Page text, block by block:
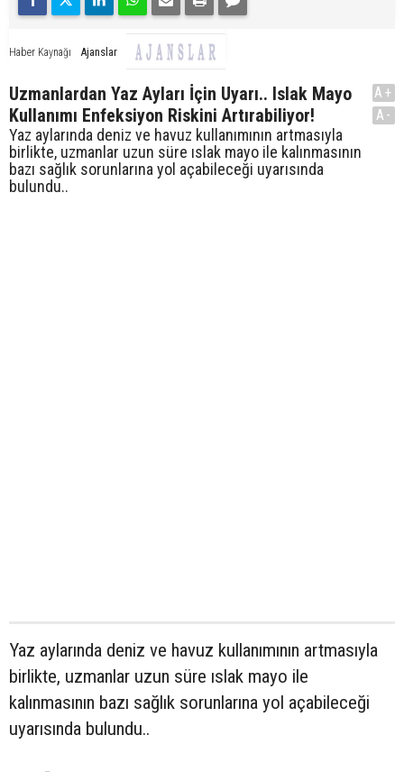
Haber Kaynağı Ajanslar
Uzmanlardan Yaz Ayları İçin Uyarı.. Islak Mayo
Kullanımı Enfeksiyon Riskini Artırabiliyor!
Yaz aylarında deniz ve havuz kullanımının artmasıyla
birlikte, uzmanlar uzun süre ıslak mayo ile kalınmasının
bazı sağlık sorunlarına yol açabileceği uyarısında
bulundu..
A+
A-
Yaz aylarında deniz ve havuz kullanımının artmasıyla
birlikte, uzmanlar uzun süre ıslak mayo ile
kalınmasının bazı sağlık sorunlarına yol açabileceği
uyarısında bulundu..